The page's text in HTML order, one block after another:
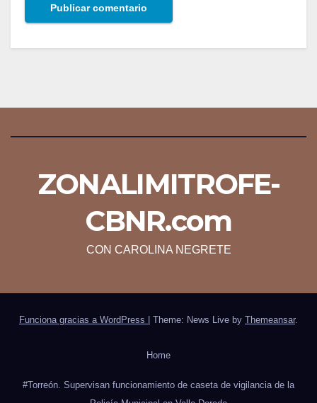
ZONALIMITROFE-
CBNR.com
CON CAROLINA NEGRETE
Funciona gracias a WordPress Theme: News Live by Themeansar.
Home
#Torreón. Supervisan funcionamiento de caseta de vigilancia de la